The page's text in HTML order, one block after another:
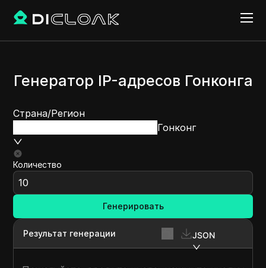
Генератор IP-адресов Гонконга
Страна/Регион
Гонконг
Количество
Генерировать
Результат генерации JSON